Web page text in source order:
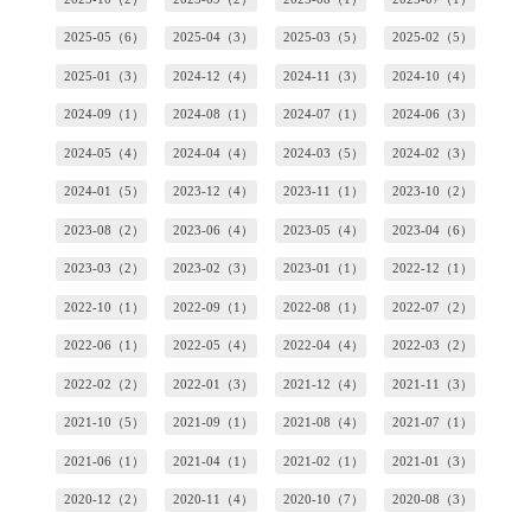
2025-05（6） 2025-04（3） 2025-03（5） 2025-02（5）
2025-01（3） 2024-12（4） 2024-11（3） 2024-10（4）
2024-09（1） 2024-08（1） 2024-07（1） 2024-06（3）
2024-05（4） 2024-04（4） 2024-03（5） 2024-02（3）
2024-01（5） 2023-12（4） 2023-11（1） 2023-10（2）
2023-08（2） 2023-06（4） 2023-05（4） 2023-04（6）
2023-03（2） 2023-02（3） 2023-01（1） 2022-12（1）
2022-10（1） 2022-09（1） 2022-08（1） 2022-07（2）
2022-06（1） 2022-05（4） 2022-04（4） 2022-03（2）
2022-02（2） 2022-01（3） 2021-12（4） 2021-11（3）
2021-10（5） 2021-09（1） 2021-08（4） 2021-07（1）
2021-06（1） 2021-04（1） 2021-02（1） 2021-01（3）
2020-12（2） 2020-11（4） 2020-10（7） 2020-08（3）